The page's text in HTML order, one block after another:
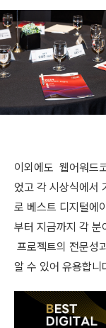
이외에도 웹어워드
었고 각 시상식에서
로 베스트 디지털에
부터 지금까지 각 분
프로젝트의 전문성
알 수 있어 유용합니